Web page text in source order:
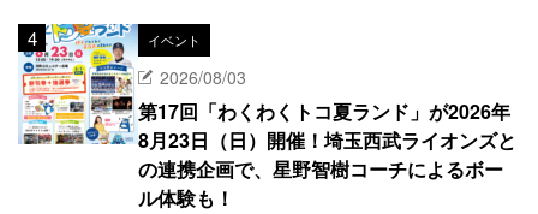
イベント
2026/08/03
第17回「わくわくトコ夏ランド」が2026年
8月23日（日）開催！埼玉西武ライオンズと
の連携企画で、星野智樹コーチによるボー
ル体験も！